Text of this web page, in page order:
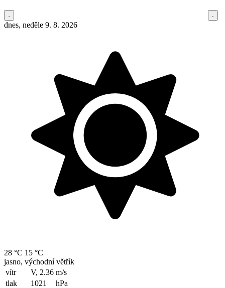
dnes, neděle 9. 8. 2026
28 °C 15 °C
jasno, východní větřík
vítr
V, 2.36 m/s
tlak
1021 hPa